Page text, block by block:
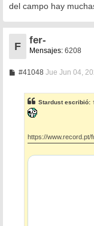
del campo hay
F
fer-
Mensajes: 6208
#41048M
a
Jue Jun 04,
Stardustescribió: ↑
https://www.record.pt/